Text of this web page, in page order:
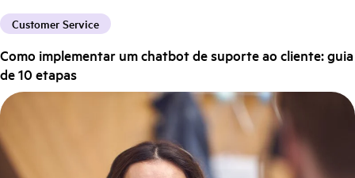
Customer Service
Como implementar um chatbot de suporte ao cliente: guia
de 10 etapas